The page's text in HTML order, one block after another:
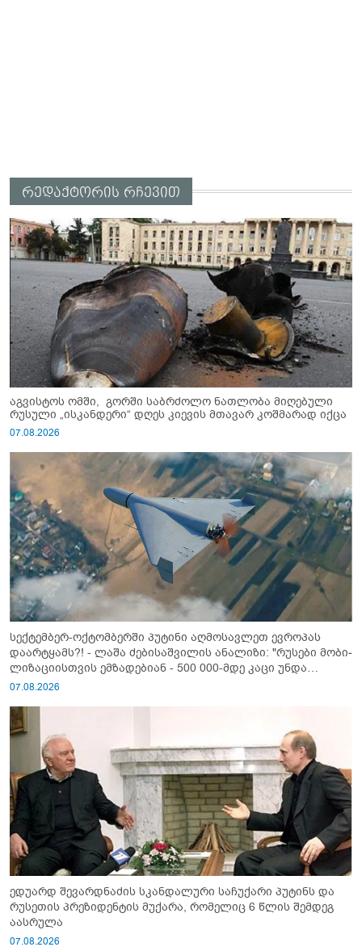
რედაქტორის რჩევით
აგვისტოს ომში, გორში საბრძოლო ნათლობა მიღებული
რუსული „ისკანდერი“ დღეს კიევის მთავარ კოშმარად იქცა
07.08.2026
სექტემბერ-ოქტომბერში პუტინი აღმოსავლეთ ევროპას
დაარტყამს?! - ლაშა ძებისაშვილის ანალიზი: "რუსები მობი­
ლიზაციისთვის ემზადებიან - 500 000-მდე კაცი უნდა
გაიწვიონ ომში"
07.08.2026
ედუარდ შევარდნაძის სკანდალური საჩუქარი პუტინს და
რუსეთის პრეზიდენტის მუქარა, რომელიც 6 წლის შემდეგ
აასრულა
07.08.2026